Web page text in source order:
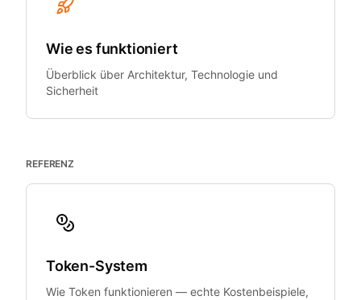
Wie es funktioniert
Überblick über Architektur, Technologie und
Sicherheit
REFERENZ
Token-System
Wie Token funktionieren — echte Kostenbeispiele,